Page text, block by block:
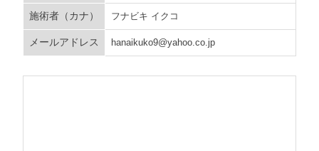
施術者（カナ） フナビキ イクコ
メールアドレス hanaikuko9@yahoo.co.jp